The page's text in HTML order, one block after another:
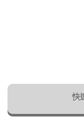
快